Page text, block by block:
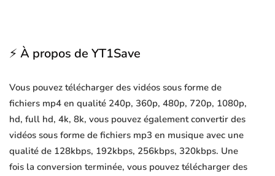
⚡ À propos de YT1Save
Vous pouvez télécharger des vidéos sous forme de
fichiers mp4 en qualité 240p, 360p, 480p, 720p, 1080p,
hd, full hd, 4k, 8k, vous pouvez également convertir des
vidéos sous forme de fichiers mp3 en musique avec une
qualité de 128kbps, 192kbps, 256kbps, 320kbps. Une
fois la conversion terminée, vous pouvez télécharger des